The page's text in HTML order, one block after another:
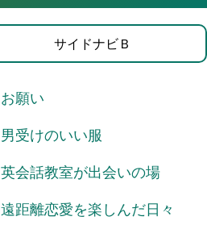
サイドナビＢ
お願い
男受けのいい服
英会話教室が出会いの場
遠距離恋愛を楽しんだ日々